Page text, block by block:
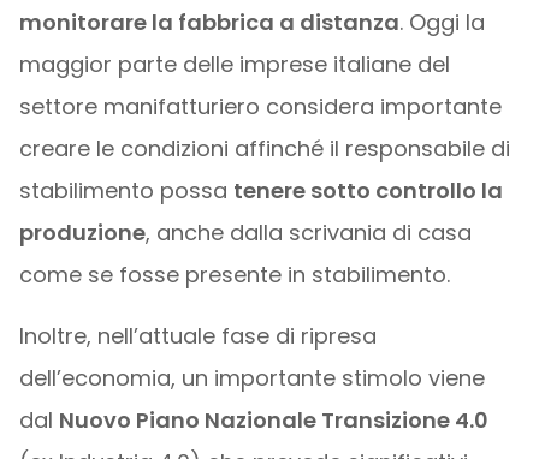
monitorare la fabbrica a distanza. Oggi la
maggior parte delle imprese italiane del
settore manifatturiero considera importante
creare le condizioni affinché il responsabile di
stabilimento possa tenere sotto controllo la
produzione, anche dalla scrivania di casa
come se fosse presente in stabilimento.
Inoltre, nell’attuale fase di ripresa
dell’economia, un importante stimolo viene
dal Nuovo Piano Nazionale Transizione 4.0